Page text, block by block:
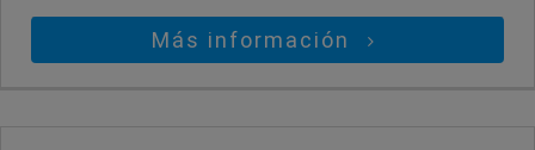
Más información